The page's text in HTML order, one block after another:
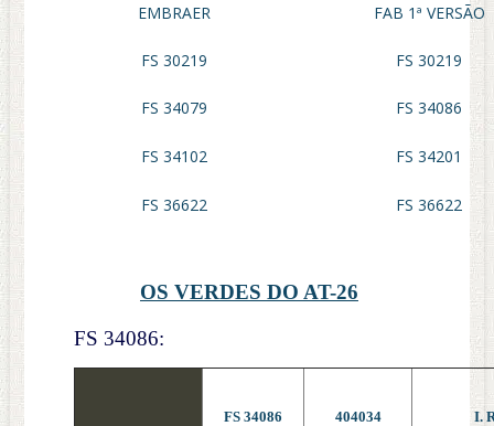
EMBRAER FAB 1ª VERSÃO
FS 30219 FS 30219
FS 34079 FS 34086
FS 34102 FS 34201
FS 36622 FS 36622
OS VERDES DO AT-26
FS 34086:
FS 34086 404034 I.